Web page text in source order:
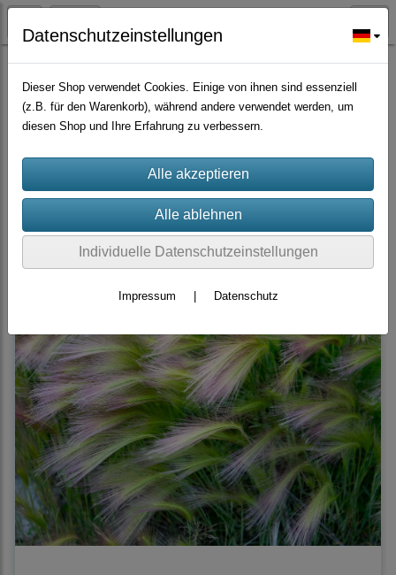
Zierpflanzen
Sortierung wählen
Filter
Produkte je Seite
Datenschutzeinstellungen
Dieser Shop verwendet Cookies. Einige von ihnen sind essenziell
(z.B. für den Warenkorb), während andere verwendet werden, um
diesen Shop und Ihre Erfahrung zu verbessern.
Individuelle Datenschutzeinstellungen
Impressum Datenschutz